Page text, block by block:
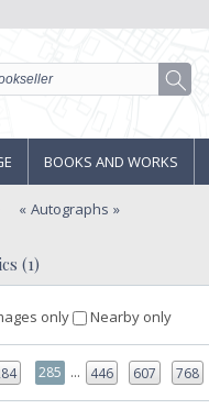
BOOKS AND WORKS
Autographs
(1)
only Nearby only
285 ... 446 607 768